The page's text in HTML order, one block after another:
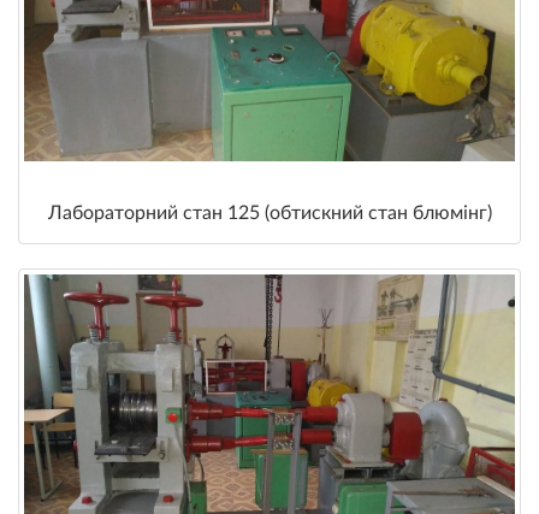
Лабораторний стан 125 (обтискний стан блюмінг)